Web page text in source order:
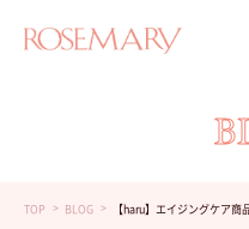
TOP BLOG 【haru】エイジングケア商